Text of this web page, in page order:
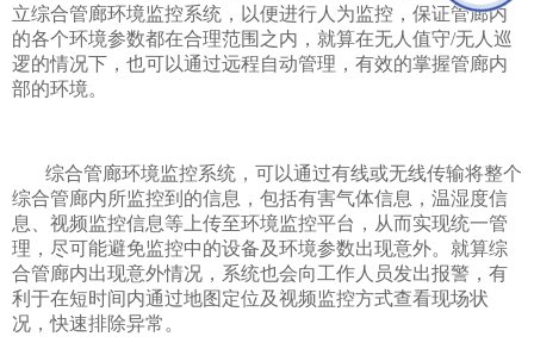
立综合管廊环境监控系统，以便进行人为监控，保证管廊内
的各个环境参数都在合理范围之内，就算在无人值守/无人巡
逻的情况下，也可以通过远程自动管理，有效的掌握管廊内
部的环境。
综合管廊环境监控系统，可以通过有线或无线传输将整个
综合管廊内所监控到的信息，包括有害气体信息，温湿度信
息、视频监控信息等上传至环境监控平台，从而实现统一管
理，尽可能避免监控中的设备及环境参数出现意外。就算综
合管廊内出现意外情况，系统也会向工作人员发出报警，有
利于在短时间内通过地图定位及视频监控方式查看现场状
况，快速排除异常。